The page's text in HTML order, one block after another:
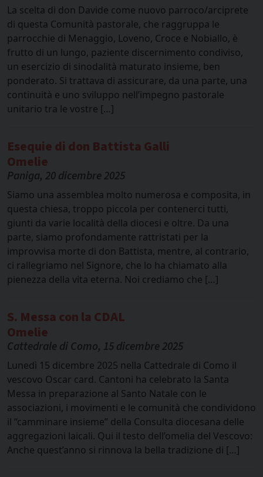
La scelta di don Davide come nuovo parroco/arciprete
di questa Comunità pastorale, che raggruppa le
parrocchie di Menaggio, Loveno, Croce e Nobiallo, è
frutto di un lungo, paziente discernimento condiviso,
un esercizio di sinodalità maturato insieme, ben
ponderato. Si trattava di assicurare, da una parte, una
continuità e uno sviluppo nell’impegno pastorale
unitario tra le vostre […]
Esequie di don Battista Galli
Omelie
Paniga, 20 dicembre 2025
Siamo una assemblea molto numerosa e composita, in
questa chiesa, troppo piccola per contenerci tutti,
giunti da varie località della diocesi e oltre. Da una
parte, siamo profondamente rattristati per la
improvvisa morte di don Battista, mentre, al contrario,
ci rallegriamo nel Signore, che lo ha chiamato alla
pienezza della vita eterna. Noi crediamo che […]
S. Messa con la CDAL
Omelie
Cattedrale di Como, 15 dicembre 2025
Lunedì 15 dicembre 2025 nella Cattedrale di Como il
vescovo Oscar card. Cantoni ha celebrato la Santa
Messa in preparazione al Santo Natale con le
associazioni, i movimenti e le comunità che condividono
il “camminare insieme” della Consulta diocesana delle
aggregazioni laicali. Qui il testo dell’omelia del Vescovo:
Anche quest’anno si rinnova la bella tradizione di […]